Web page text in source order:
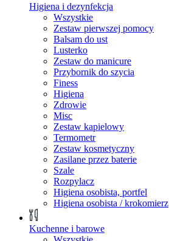
Higiena i dezynfekcja
Wszystkie
Zestaw pierwszej pomocy
Balsam do ust
Lusterko
Zestaw do manicure
Przybornik do szycia
Finess
Higiena
Zdrowie
Misc
Zestaw kapielowy
Termometr
Zestaw kosmetyczny
Zasilane przez baterie
Szale
Rozpylacz
Higiena osobista, portfel
Higiena osobista / krokomierz
Kuchenne i barowe